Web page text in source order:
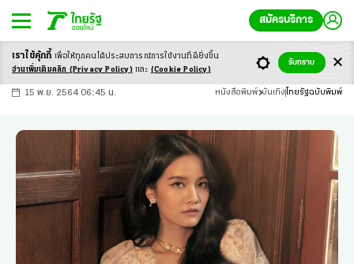
สมัครบริการ
-ก ก ก+
15 พ.ย. 2564 06:45 น. หนังสือพิมพ์ บันเทิง ไทยรัฐฉบับพิมพ์
เราใช้คุ้กกี้ เพื่อให้ทุกคนได้ประสบการณ์การใช้งานที่ดียิ่งขึ้น
อ่านเพิ่มเติมคลิก (Privacy Policy) และ (Cookie Policy)
รับทราบ